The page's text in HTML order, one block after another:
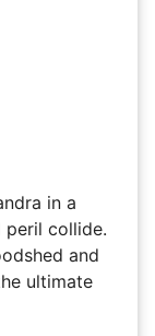
in a
peril collide.
and
ultimate